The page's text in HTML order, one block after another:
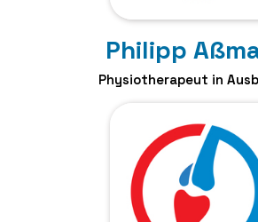
Philipp
Physiotherapeut in